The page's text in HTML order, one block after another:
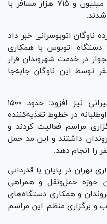
استفاده کردند و در مجموع ۲۳ میلیون و ۷۱۵ هزار مسافر با
ناوگان اتوبوسرانی خبر داد
و گفت: بیش از ۳ هزار و ۶۰۰ دستگاه اتوبوس با همکاری
در خدمت شهروندان قرار
۹ میلیون سفر توسط این ناوگان جابه‌جا
وی درباره عملکرد ناوگان تاکسیرانی نیز افزود: حدود ۱۵۰۰
در خطوط تغذیه‌کننده
مراسم فعالیت کردند و
داشتند و این مد حمل
تهران در پایان با قدردانی
حوزه حمل‌ونقل و همراهی
و همکاری دستگاه‌های
و برگزاری منظم این مراسم